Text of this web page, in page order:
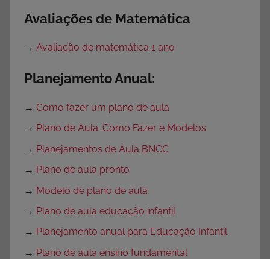
Avaliações de Matemática
→ Avaliação de matemática 1 ano
Planejamento Anual:
→ Como fazer um plano de aula
→ Plano de Aula: Como Fazer e Modelos
→ Planejamentos de Aula BNCC
→ Plano de aula pronto
→ Modelo de plano de aula
→ Plano de aula educação infantil
→ Planejamento anual para Educação Infantil
→ Plano de aula ensino fundamental